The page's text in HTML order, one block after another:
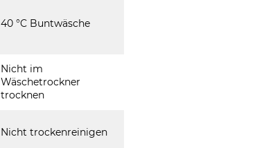
40 °C Buntwäsche
Nicht im
Wäschetrockner
trocknen
Nicht trockenreinigen